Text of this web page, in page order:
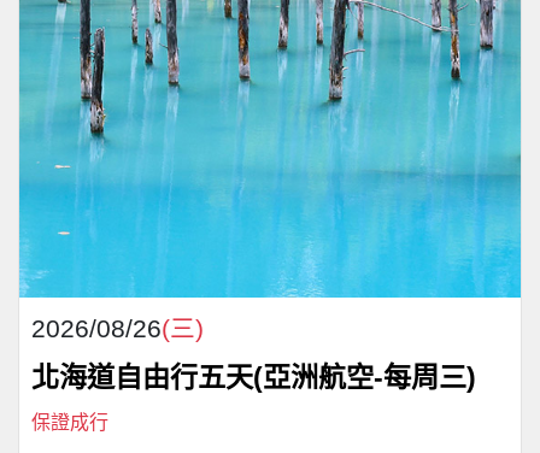
2026/08/26(三)
北海道自由行五天(亞洲航空-每周三)
保證成行